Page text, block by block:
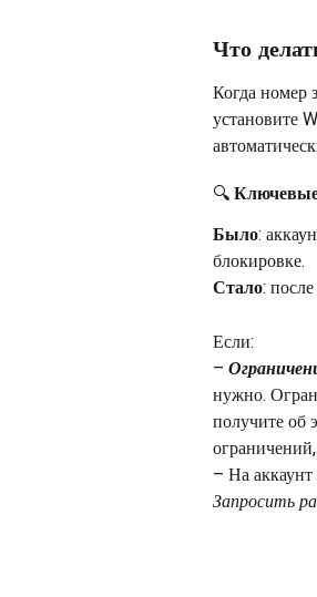
Что
Когда номер
установите
🔍
Было:
блокировке.
Стало:
Если:
–
нужно.
получите об
– На
Запросить